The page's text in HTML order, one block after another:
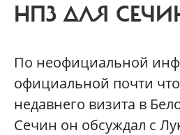
НПЗ ДЛЯ
По неофициальной
официальной почти что
недавнего визита в
Сечин он обсуждал с